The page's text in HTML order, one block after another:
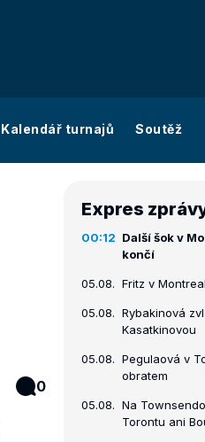
Kalendář turnajů Soutěž
0
Expres
00:12 Další šok v
končí
05.08. Fritz v
05.08. Rybakinová
Kasatkinovou
05.08. Pegulaová v
obratem
05.08. Na
Torontu ani